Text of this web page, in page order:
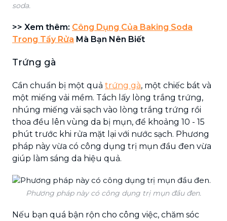
soda.
>> Xem thêm: Công Dụng Của Baking Soda
Trong Tẩy Rửa Mà Bạn Nên Biết
Trứng gà
Cần chuẩn bị một quả trứng gà, một chiếc bát và
một miếng vải mềm. Tách lấy lòng trắng trứng,
nhúng miếng vải sạch vào lòng trắng trứng rồi
thoa đều lên vùng da bị mụn, để khoảng 10 - 15
phút trước khi rửa mặt lại với nước sạch. Phương
pháp này vừa có công dụng trị mụn đầu đen vừa
giúp làm sáng da hiệu quả.
Phương pháp này có công dụng trị mụn đầu đen.
Nếu bạn quá bận rộn cho công việc, chăm sóc